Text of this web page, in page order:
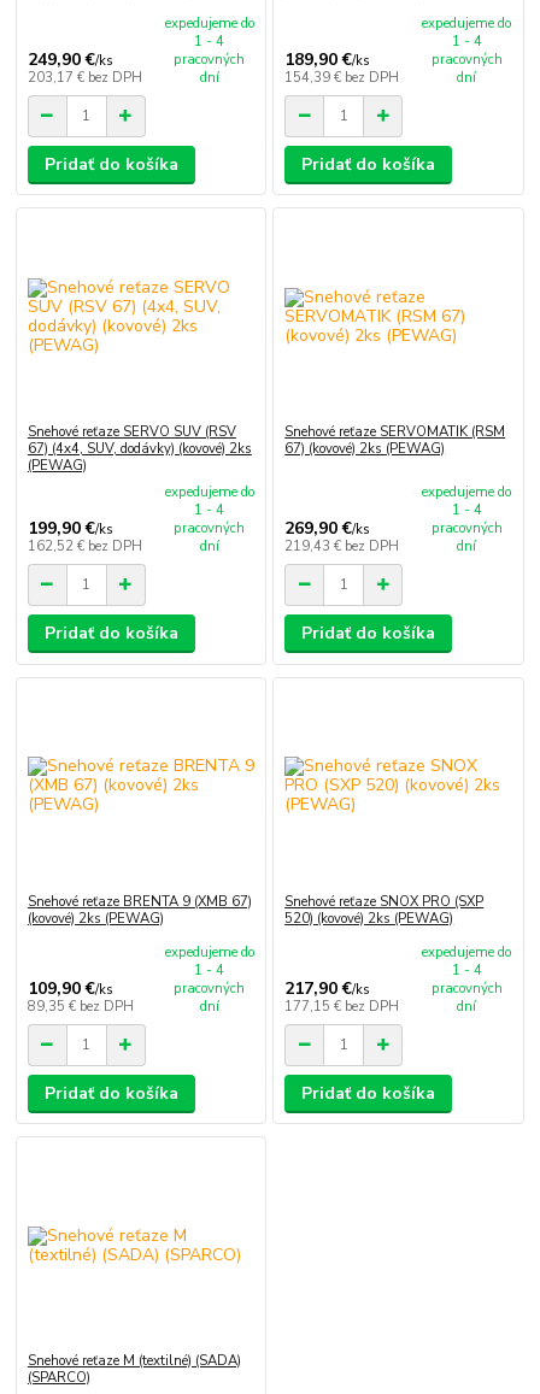
249,90 €/ks
203,17 € bez DPH
expedujeme do
1 - 4
pracovných
dní
Pridať do košíka
189,90 €/ks
154,39 € bez DPH
expedujeme do
1 - 4
pracovných
dní
Pridať do košíka
Snehové reťaze SERVO SUV (RSV
67) (4x4, SUV, dodávky) (kovové) 2ks
(PEWAG)
199,90 €/ks
162,52 € bez DPH
expedujeme do
1 - 4
pracovných
dní
Pridať do košíka
Snehové reťaze SERVOMATIK (RSM
67) (kovové) 2ks (PEWAG)
269,90 €/ks
219,43 € bez DPH
expedujeme do
1 - 4
pracovných
dní
Pridať do košíka
Snehové reťaze BRENTA 9 (XMB 67)
(kovové) 2ks (PEWAG)
109,90 €/ks
89,35 € bez DPH
expedujeme do
1 - 4
pracovných
dní
Pridať do košíka
Snehové reťaze SNOX PRO (SXP
520) (kovové) 2ks (PEWAG)
217,90 €/ks
177,15 € bez DPH
expedujeme do
1 - 4
pracovných
dní
Pridať do košíka
Snehové reťaze M (textilné) (SADA)
(SPARCO)